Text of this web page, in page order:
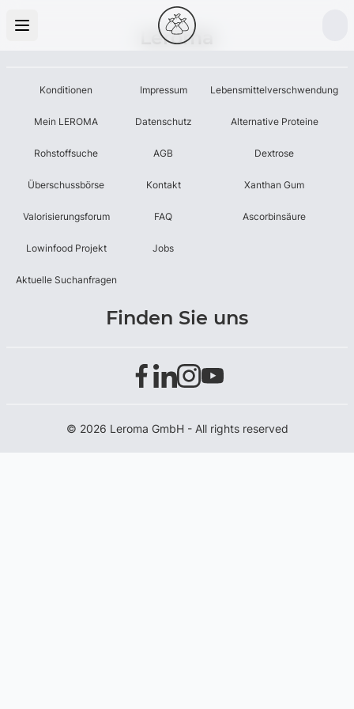
Leroma
Konditionen
Mein LEROMA
Rohstoffsuche
Überschussbörse
Valorisierungsforum
Lowinfood Projekt
Aktuelle Suchanfragen
Impressum
Datenschutz
AGB
Kontakt
FAQ
Jobs
Lebensmittelverschwendung
Alternative Proteine
Dextrose
Xanthan Gum
Ascorbinsäure
Finden Sie uns
© 2026 Leroma GmbH - All rights reserved